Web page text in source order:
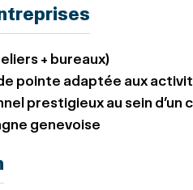
+ bureaux)
pointe adaptée aux
prestigieux au sein d’un
genevoise